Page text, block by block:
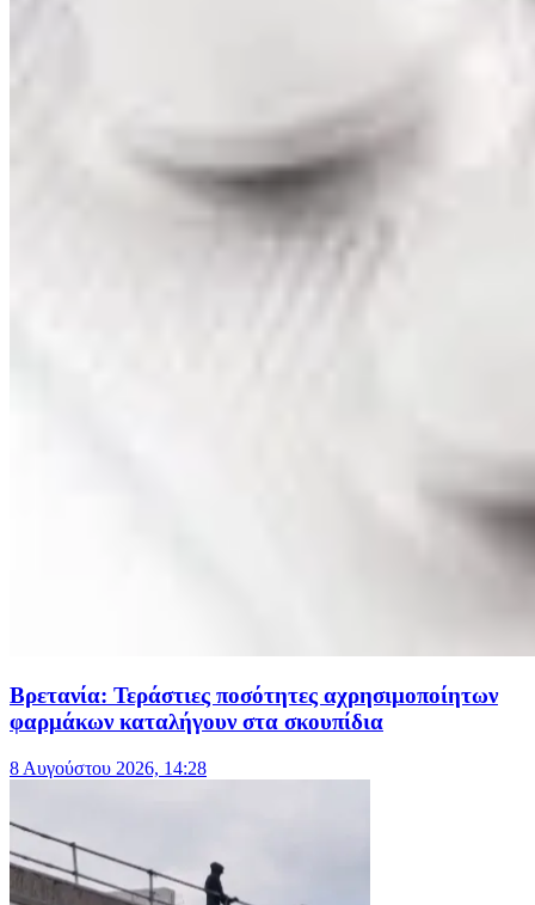
Βρετανία: Τεράστιες ποσότητες αχρησιμοποίητων
φαρμάκων καταλήγουν στα σκουπίδια
8 Αυγούστου 2026, 14:28